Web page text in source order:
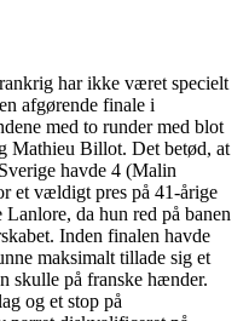
har ikke været specielt
afgørende finale i
med to runder med blot
Mathieu Billot. Det betød, at
havde 4 (Malin
et vældigt pres på 41-årige
da hun red på banen
Inden finalen havde
maksimalt tillade sig et
skulle på franske hænder.
og et stop på